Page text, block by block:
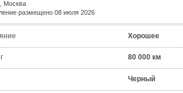
Москва
размещено 08 июля 2026
Хорошее
80 000 км
Черный